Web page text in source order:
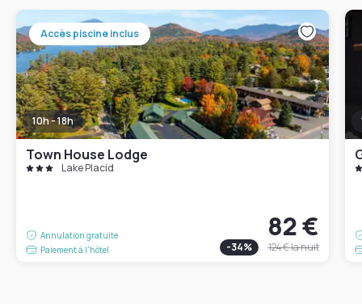
Accès piscine inclus
10h - 18h
Town House Lodge
Lake Placid
Annulation gratuite
Paiement à l'hôtel
82 €
-34% 124 €la nuit